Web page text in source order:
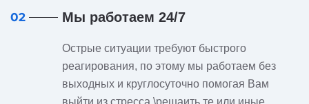
02 Мы работаем 24/7
Острые ситуации требуют быстрого
реагирования, по этому мы работаем без
выходных и круглосуточно помогая Вам
выйти из стресса,\решаить те или иные